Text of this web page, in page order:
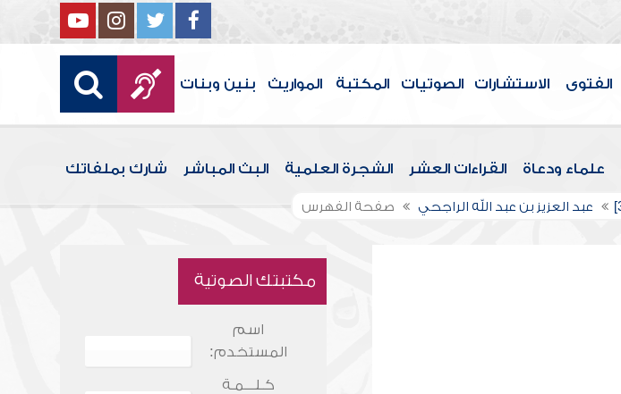
الفتوى الاستشارات الصوتيات المكتبة المواريث بنين وبنات
علماء ودعاة القراءات العشر الشجرة العلمية البث المباشر شارك بملفاتك
عبد العزيز بن عبد الله الراجحي صفحة الفهرس
مكتبتك الصوتية
اسم
المستخدم:
كـلـــمـة